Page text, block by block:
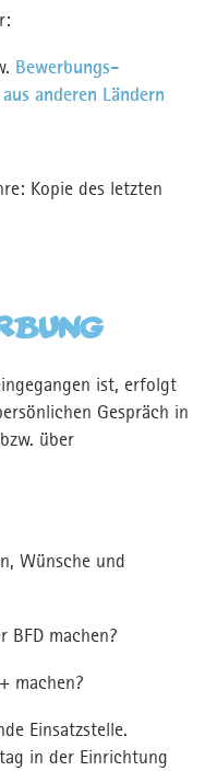
Bewerbungs-
anderen Ländern
Kopie des letzten
ist, erfolgt
Gespräch in
bzw. über
Wünsche und
BFD machen?
machen?
Einsatzstelle.
in der Einrichtung